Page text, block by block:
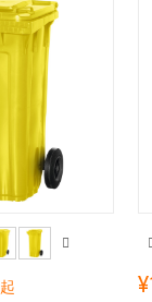
起